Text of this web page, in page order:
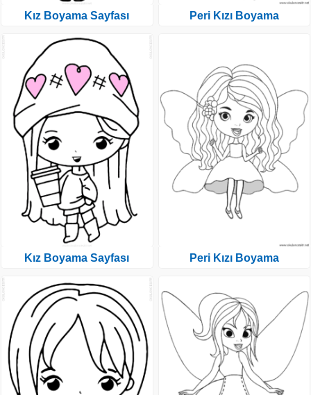
Kız Boyama Sayfası
Kız Boyama Sayfası
Peri Kızı Boyama
Peri Kızı Boyama